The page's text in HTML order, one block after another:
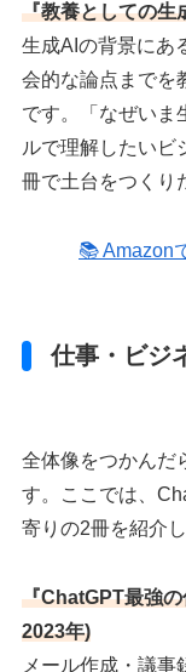
『教養としての生
生成AIの背景にあ
会的な論点までを
です。「なぜいま
ルで理解したいビ
冊で土台をつくり
📚 Amazon
仕事・ビジ
全体像をつかんだ
す。ここでは、
寄りの2冊を紹介し
『ChatGPT最強
2023年)
メール作成・議事